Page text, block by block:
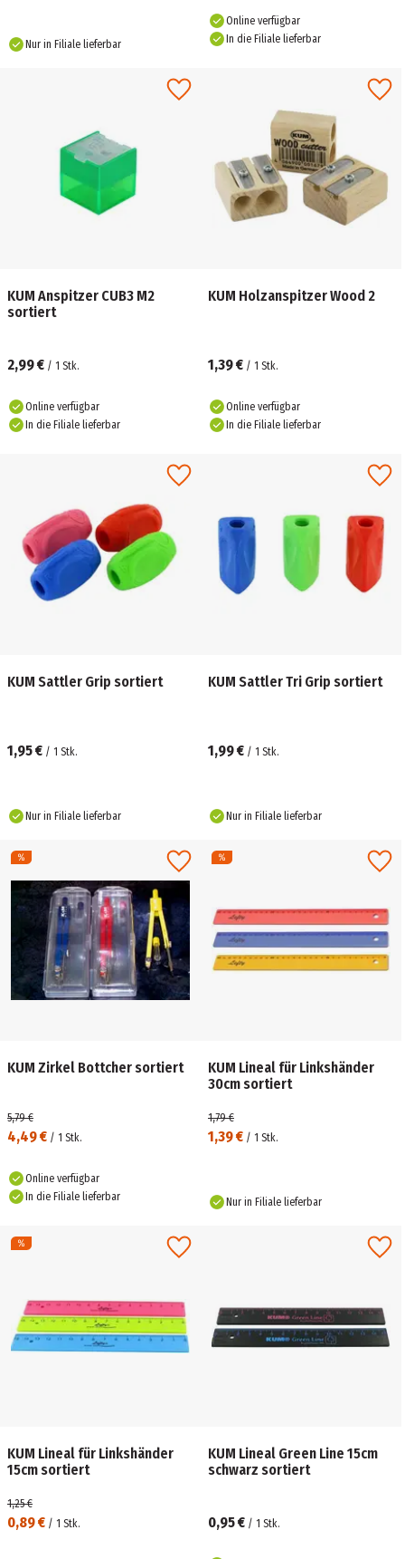
Nur in Filiale lieferbar
Online verfügbar
In die Filiale lieferbar
KUM Anspitzer CUB3 M2
sortiert
2,99 € / 1 Stk.
Online verfügbar
In die Filiale lieferbar
KUM Holzanspitzer Wood 2
1,39 € / 1 Stk.
Online verfügbar
In die Filiale lieferbar
KUM Sattler Grip sortiert
1,95 € / 1 Stk.
Nur in Filiale lieferbar
KUM Sattler Tri Grip sortiert
1,99 € / 1 Stk.
Nur in Filiale lieferbar
KUM Zirkel Bottcher sortiert
4,49 € / 1 Stk.
5,79 €
Online verfügbar
In die Filiale lieferbar
KUM Lineal für Linkshänder
30cm sortiert
1,39 € / 1 Stk.
1,79 €
Nur in Filiale lieferbar
KUM Lineal für Linkshänder
15cm sortiert
0,89 € / 1 Stk.
1,25 €
KUM Lineal Green Line 15cm
schwarz sortiert
0,95 € / 1 Stk.